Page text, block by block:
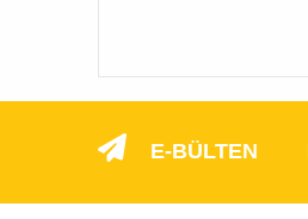
E-BÜLTEN